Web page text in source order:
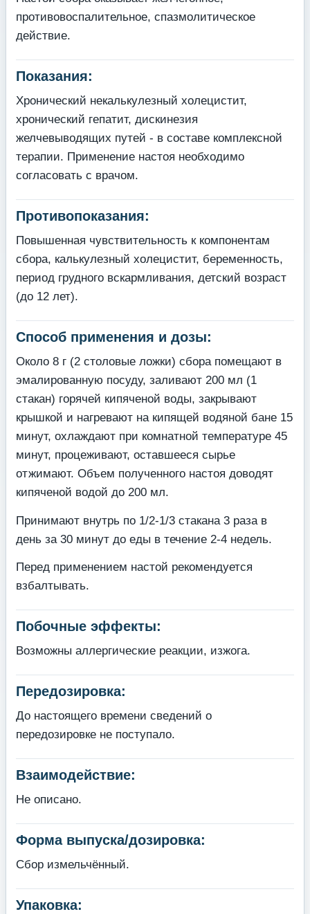
противовоспалительное, спазмолитическое
действие.
Показания:
Хронический некалькулезный холецистит,
хронический гепатит, дискинезия
желчевыводящих путей - в составе комплексной
терапии. Применение настоя необходимо
согласовать с врачом.
Противопоказания:
Повышенная чувствительность к компонентам
сбора, калькулезный холецистит, беременность,
период грудного вскармливания, детский возраст
(до 12 лет).
Способ применения и дозы:
Около 8 г (2 столовые ложки) сбора помещают в
эмалированную посуду, заливают 200 мл (1
стакан) горячей кипяченой воды, закрывают
крышкой и нагревают на кипящей водяной бане 15
минут, охлаждают при комнатной температуре 45
минут, процеживают, оставшееся сырье
отжимают. Объем полученного настоя доводят
кипяченой водой до 200 мл.
Принимают внутрь по 1/2-1/3 стакана 3 раза в
день за 30 минут до еды в течение 2-4 недель.
Перед применением настой рекомендуется
взбалтывать.
Побочные эффекты:
Возможны аллергические реакции, изжога.
Передозировка:
До настоящего времени сведений о
передозировке не поступало.
Взаимодействие:
Не описано.
Форма выпуска/дозировка:
Сбор измельчённый.
Упаковка: